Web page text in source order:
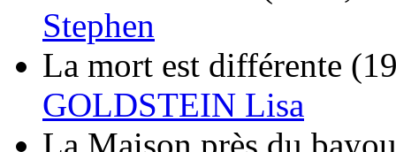
Stephen
La mort est différente
GOLDSTEIN Lisa
La Maison près du bayou